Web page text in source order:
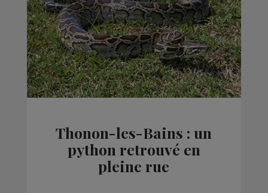
Thonon-les-Bains : un
python retrouvé en
pleine rue